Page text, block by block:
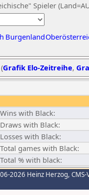
Spieler
Burgenland
Grafik Elo-Zeitreihe,
Wins with Black:
Draws with Black:
Losses with Black:
Total games with Black:
Total % with black:
2026 Heinz Herzog,